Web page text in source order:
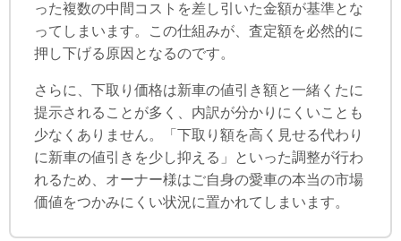
った複数の中間コストを差し引いた金額が基準とな
ってしまいます。この仕組みが、査定額を必然的に
押し下げる原因となるのです。
さらに、下取り価格は新車の値引き額と一緒くたに
提示されることが多く、内訳が分かりにくいことも
少なくありません。「下取り額を高く見せる代わり
に新車の値引きを少し抑える」といった調整が行わ
れるため、オーナー様はご自身の愛車の本当の市場
価値をつかみにくい状況に置かれてしまいます。